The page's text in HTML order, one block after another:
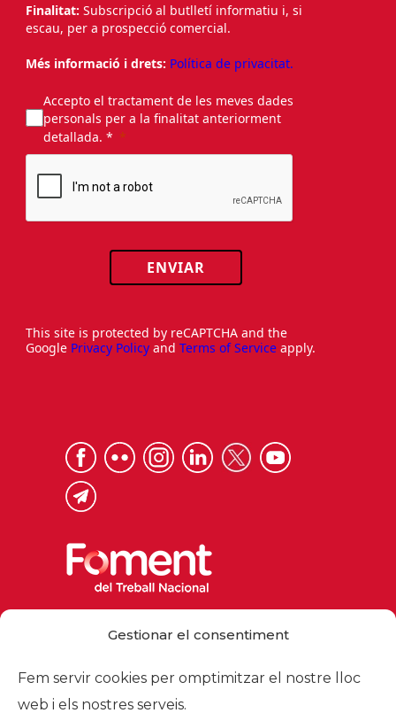
Gestionar el consentiment
Fem servir cookies per omptimitzar el nostre lloc
web i els nostres serveis.
Finalitat: Subscripció al butlletí informatiu i, si
escau, per a prospecció comercial.
Més informació i drets: Política de privacitat.
Accepto el tractament de les meves dades
personals per a la finalitat anteriorment
detallada. *
ENVIAR
This site is protected by reCAPTCHA and the
Google Privacy Policy and Terms of Service apply.
foment@foment.com